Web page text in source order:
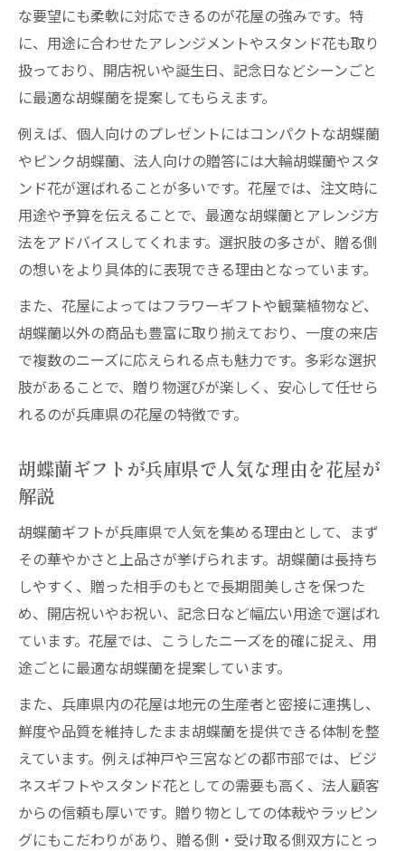
な要望にも柔軟に対応できるのが花屋の強みです。特
に、用途に合わせたアレンジメントやスタンド花も取り
扱っており、開店祝いや誕生日、記念日などシーンごと
に最適な胡蝶蘭を提案してもらえます。
例えば、個人向けのプレゼントにはコンパクトな胡蝶蘭
やピンク胡蝶蘭、法人向けの贈答には大輪胡蝶蘭やスタ
ンド花が選ばれることが多いです。花屋では、注文時に
用途や予算を伝えることで、最適な胡蝶蘭とアレンジ方
法をアドバイスしてくれます。選択肢の多さが、贈る側
の想いをより具体的に表現できる理由となっています。
また、花屋によってはフラワーギフトや観葉植物など、
胡蝶蘭以外の商品も豊富に取り揃えており、一度の来店
で複数のニーズに応えられる点も魅力です。多彩な選択
肢があることで、贈り物選びが楽しく、安心して任せら
れるのが兵庫県の花屋の特徴です。
胡蝶蘭ギフトが兵庫県で人気な理由を花屋が
解説
胡蝶蘭ギフトが兵庫県で人気を集める理由として、まず
その華やかさと上品さが挙げられます。胡蝶蘭は長持ち
しやすく、贈った相手のもとで長期間美しさを保つた
め、開店祝いやお祝い、記念日など幅広い用途で選ばれ
ています。花屋では、こうしたニーズを的確に捉え、用
途ごとに最適な胡蝶蘭を提案しています。
また、兵庫県内の花屋は地元の生産者と密接に連携し、
鮮度や品質を維持したまま胡蝶蘭を提供できる体制を整
えています。例えば神戸や三宮などの都市部では、ビジ
ネスギフトやスタンド花としての需要も高く、法人顧客
からの信頼も厚いです。贈り物としての体裁やラッピン
グにもこだわりがあり、贈る側・受け取る側双方にとっ